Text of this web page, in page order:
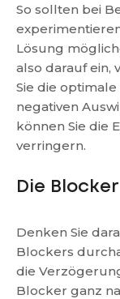
So sollten bei
Lösung
also darauf ein,
Sie die
negativen
können Sie die
verringern.
Die
Denken Sie
Blockers
die
Blocker ganz